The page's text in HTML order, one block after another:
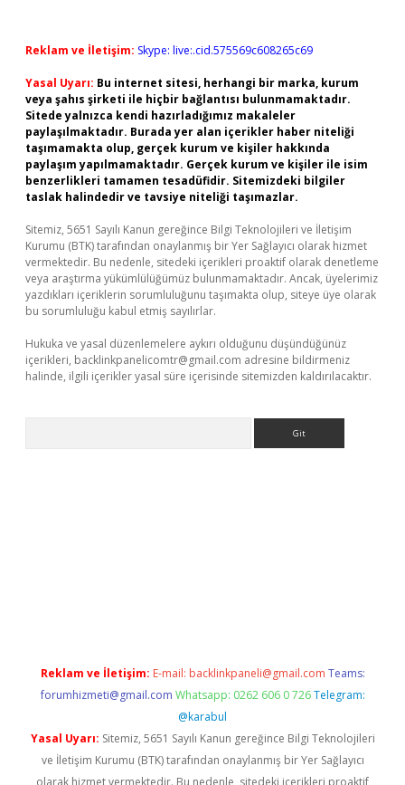
Reklam ve İletişim: Skype: live:.cid.575569c608265c69
Yasal Uyarı: Bu internet sitesi, herhangi bir marka, kurum
veya şahıs şirketi ile hiçbir bağlantısı bulunmamaktadır.
Sitede yalnızca kendi hazırladığımız makaleler
paylaşılmaktadır. Burada yer alan içerikler haber niteliği
taşımamakta olup, gerçek kurum ve kişiler hakkında
paylaşım yapılmamaktadır. Gerçek kurum ve kişiler ile isim
benzerlikleri tamamen tesadüfidir. Sitemizdeki bilgiler
taslak halindedir ve tavsiye niteliği taşımazlar.
Sitemiz, 5651 Sayılı Kanun gereğince Bilgi Teknolojileri ve İletişim
Kurumu (BTK) tarafından onaylanmış bir Yer Sağlayıcı olarak hizmet
vermektedir. Bu nedenle, sitedeki içerikleri proaktif olarak denetleme
veya araştırma yükümlülüğümüz bulunmamaktadır. Ancak, üyelerimiz
yazdıkları içeriklerin sorumluluğunu taşımakta olup, siteye üye olarak
bu sorumluluğu kabul etmiş sayılırlar.
Hukuka ve yasal düzenlemelere aykırı olduğunu düşündüğünüz
içerikleri, backlinkpanelicomtr@gmail.com adresine bildirmeniz
halinde, ilgili içerikler yasal süre içerisinde sitemizden kaldırılacaktır.
Reklam ve İletişim: E-mail: backlinkpaneli@gmail.com Teams:
forumhizmeti@gmail.com Whatsapp: 0262 606 0 726 Telegram:
@karabul
Yasal Uyarı: Sitemiz, 5651 Sayılı Kanun gereğince Bilgi Teknolojileri
ve İletişim Kurumu (BTK) tarafından onaylanmış bir Yer Sağlayıcı
olarak hizmet vermektedir. Bu nedenle, sitedeki içerikleri proaktif